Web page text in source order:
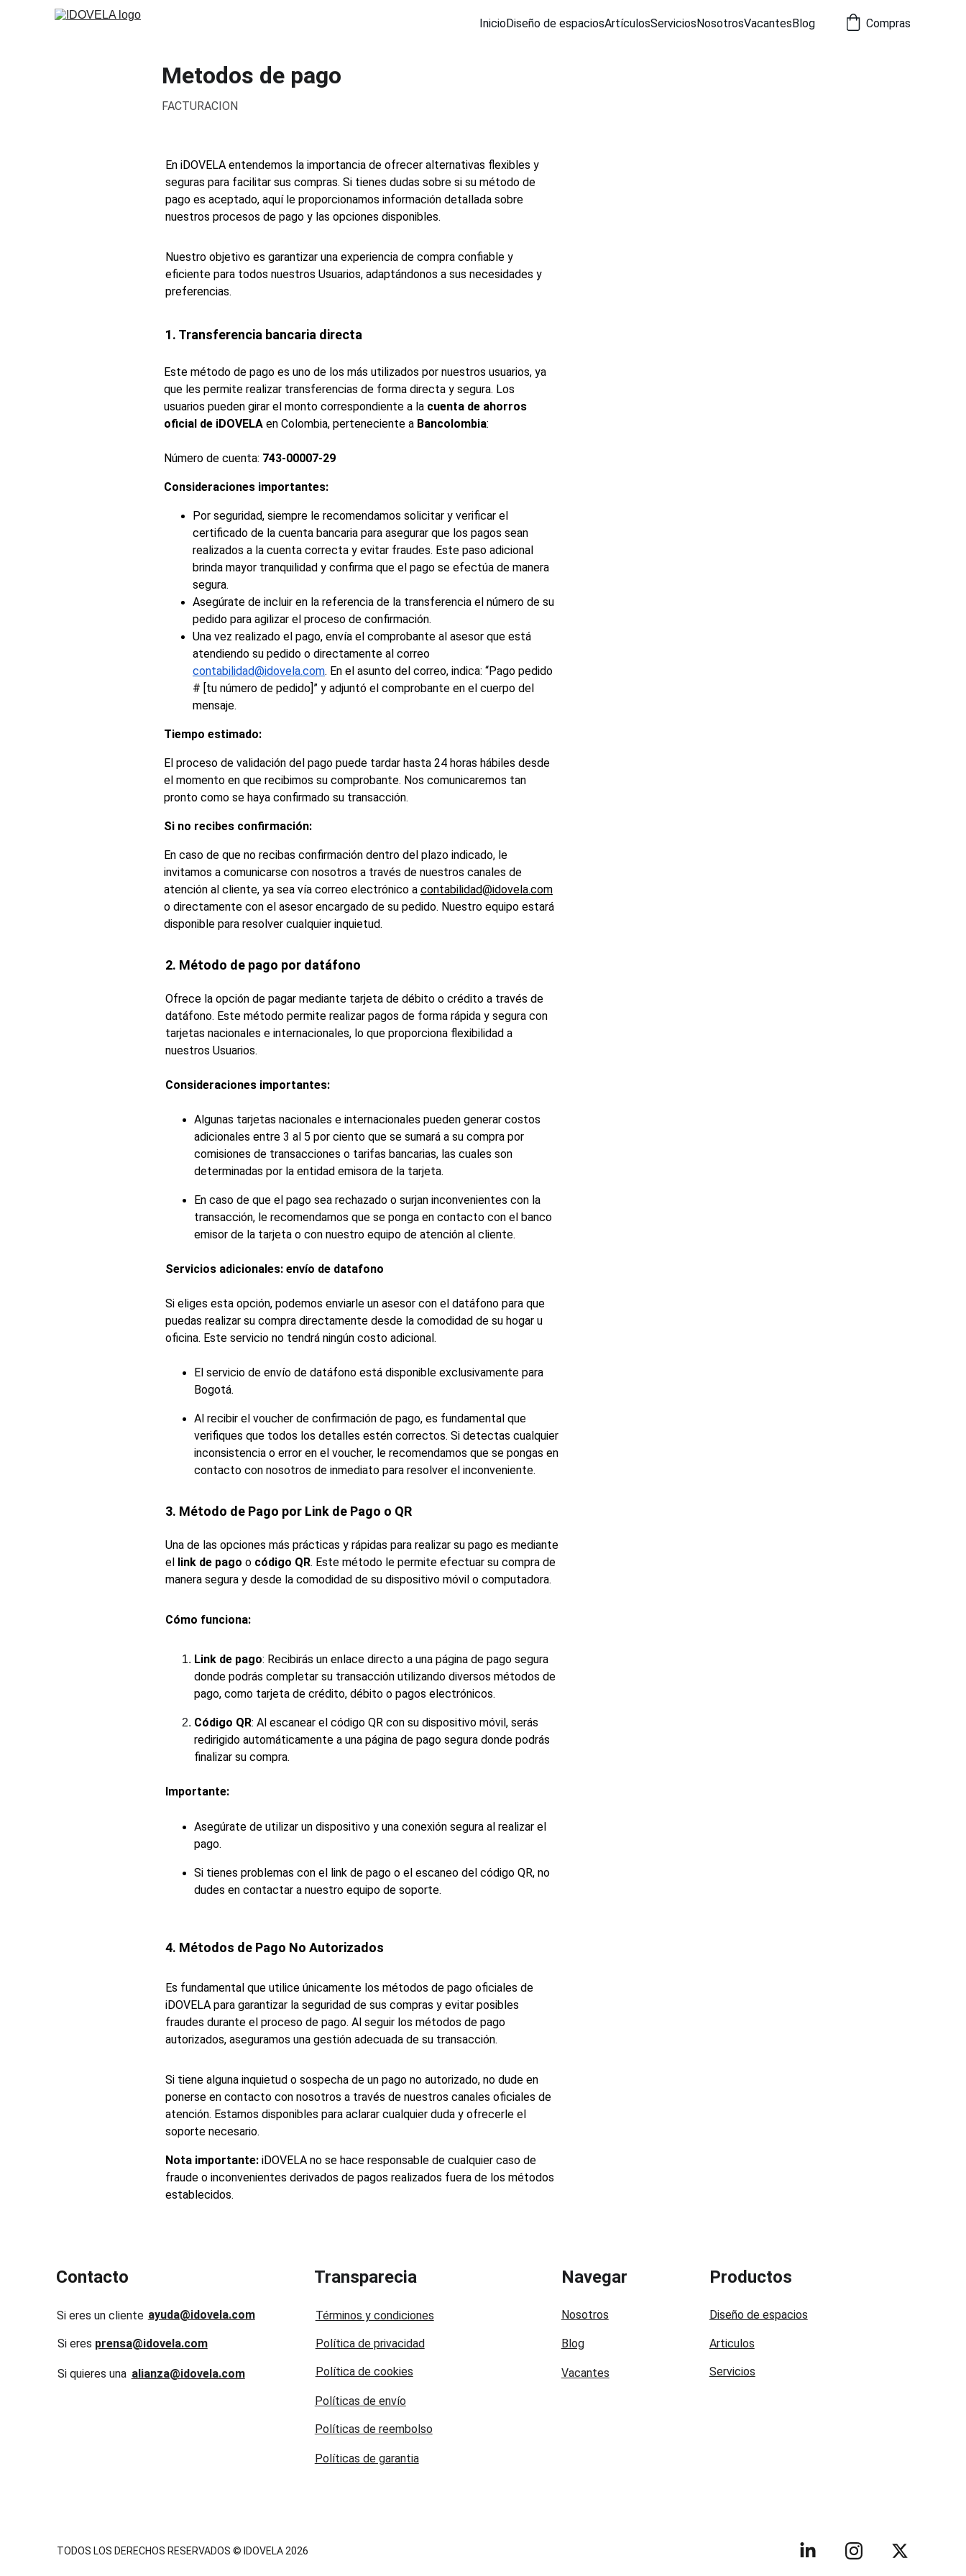
InicioDiseño de espaciosArtículosServiciosNosotrosVacantesBlog Compras
Metodos de pago
FACTURACION
En iDOVELA entendemos la importancia de ofrecer alternativas flexibles y
seguras para facilitar sus compras. Si tienes dudas sobre si su método de
pago es aceptado, aquí le proporcionamos información detallada sobre
nuestros procesos de pago y las opciones disponibles.
Nuestro objetivo es garantizar una experiencia de compra confiable y
eficiente para todos nuestros Usuarios, adaptándonos a sus necesidades y
preferencias.
1. Transferencia bancaria directa
Este método de pago es uno de los más utilizados por nuestros usuarios, ya
que les permite realizar transferencias de forma directa y segura. Los
usuarios pueden girar el monto correspondiente a la cuenta de ahorros
oficial de iDOVELA en Colombia, perteneciente a Bancolombia:
Número de cuenta: 743-00007-29
Consideraciones importantes:
Por seguridad, siempre le recomendamos solicitar y verificar el
certificado de la cuenta bancaria para asegurar que los pagos sean
realizados a la cuenta correcta y evitar fraudes. Este paso adicional
brinda mayor tranquilidad y confirma que el pago se efectúa de manera
segura.
Asegúrate de incluir en la referencia de la transferencia el número de su
pedido para agilizar el proceso de confirmación.
Una vez realizado el pago, envía el comprobante al asesor que está
atendiendo su pedido o directamente al correo
contabilidad@idovela.com. En el asunto del correo, indica: “Pago pedido
# [tu número de pedido]” y adjuntó el comprobante en el cuerpo del
mensaje.
Tiempo estimado:
El proceso de validación del pago puede tardar hasta 24 horas hábiles desde
el momento en que recibimos su comprobante. Nos comunicaremos tan
pronto como se haya confirmado su transacción.
Si no recibes confirmación:
En caso de que no recibas confirmación dentro del plazo indicado, le
invitamos a comunicarse con nosotros a través de nuestros canales de
atención al cliente, ya sea vía correo electrónico a contabilidad@idovela.com
o directamente con el asesor encargado de su pedido. Nuestro equipo estará
disponible para resolver cualquier inquietud.
Una de las opciones más prácticas y rápidas para realizar su pago es mediante
el link de pago o código QR. Este método le permite efectuar su compra de
manera segura y desde la comodidad de su dispositivo móvil o computadora.
Cómo funciona:
Link de pago: Recibirás un enlace directo a una página de pago segura
donde podrás completar su transacción utilizando diversos métodos de
pago, como tarjeta de crédito, débito o pagos electrónicos.
Código QR: Al escanear el código QR con su dispositivo móvil, serás
redirigido automáticamente a una página de pago segura donde podrás
finalizar su compra.
Importante:
Asegúrate de utilizar un dispositivo y una conexión segura al realizar el
pago.
Si tienes problemas con el link de pago o el escaneo del código QR, no
dudes en contactar a nuestro equipo de soporte.
4. Métodos de Pago No Autorizados
Es fundamental que utilice únicamente los métodos de pago oficiales de
iDOVELA para garantizar la seguridad de sus compras y evitar posibles
fraudes durante el proceso de pago. Al seguir los métodos de pago
autorizados, aseguramos una gestión adecuada de su transacción.
Si tiene alguna inquietud o sospecha de un pago no autorizado, no dude en
ponerse en contacto con nosotros a través de nuestros canales oficiales de
atención. Estamos disponibles para aclarar cualquier duda y ofrecerle el
soporte necesario.
Nota importante: iDOVELA no se hace responsable de cualquier caso de
fraude o inconvenientes derivados de pagos realizados fuera de los métodos
establecidos.
2. Método de pago por datáfono
Ofrece la opción de pagar mediante tarjeta de débito o crédito a través de
datáfono. Este método permite realizar pagos de forma rápida y segura con
tarjetas nacionales e internacionales, lo que proporciona flexibilidad a
nuestros Usuarios.
Consideraciones importantes:
Algunas tarjetas nacionales e internacionales pueden generar costos
adicionales entre 3 al 5 por ciento que se sumará a su compra por
comisiones de transacciones o tarifas bancarias, las cuales son
determinadas por la entidad emisora de la tarjeta.
En caso de que el pago sea rechazado o surjan inconvenientes con la
transacción, le recomendamos que se ponga en contacto con el banco
emisor de la tarjeta o con nuestro equipo de atención al cliente.
Servicios adicionales: envío de datafono
Si eliges esta opción, podemos enviarle un asesor con el datáfono para que
puedas realizar su compra directamente desde la comodidad de su hogar u
oficina. Este servicio no tendrá ningún costo adicional.
El servicio de envío de datáfono está disponible exclusivamente para
Bogotá.
Al recibir el voucher de confirmación de pago, es fundamental que
verifiques que todos los detalles estén correctos. Si detectas cualquier
inconsistencia o error en el voucher, le recomendamos que se pongas en
contacto con nosotros de inmediato para resolver el inconveniente.
3. Método de Pago por Link de Pago o QR
Contacto
Si eres un cliente
TODOS LOS DERECHOS RESERVADOS © IDOVELA 2026
prensa@idovela.com
Si eres
ayuda@idovela.com
Si quieres una alianza@idovela.com
Transparecia
Política de privacidad
Políticas de envío
Navegar
Nosotros
Blog
Vacantes
Productos
Diseño de espacios
Articulos
Servicios
Política de cookies
Políticas de reembolso
Términos y condiciones
Políticas de garantia